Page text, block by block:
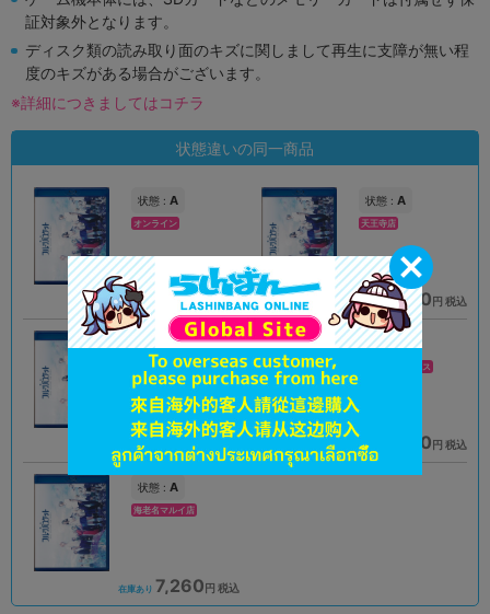
証対象外となります。
ディスク類の読み取り面のキズに関しまして再生に支障が無い程
度のキズがある場合がございます。
※詳細につきましてはコチラ
状態違いの同一商品
状態 : A
オンライン
品切状態 3,990円 税込
状態 : A
天王寺店
在庫あり 2,790円 税込
状態 : A
高崎店
在庫あり 7,260 円 税込
状態 :A
池袋キャラパレス
在庫あり 3,890円 税込
状態 : A
海老名マルイ店
在庫あり 7,260円 税込